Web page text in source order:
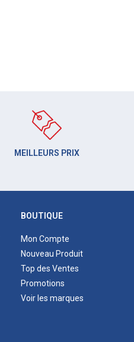
MEILLEURS PRIX
BOUTIQUE
Mon Compte
Nouveau Produit
Top des Ventes
Promotions
Voir les marques